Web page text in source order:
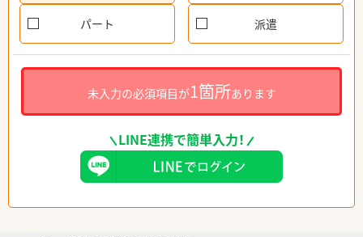
パート 派遣
未入力の必須項目が1箇所あります
LINE連携で簡単入力！